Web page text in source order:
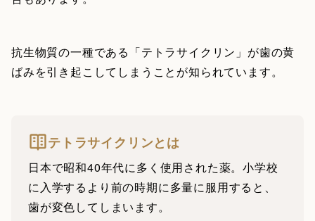
抗生物質の一種である「テトラサイクリン」が歯の黄
ばみを引き起こしてしまうことが知られています。
テトラサイクリンとは
日本で昭和40年代に多く使用された薬。小学校
に入学するより前の時期に多量に服用すると、
歯が変色してしまいます。